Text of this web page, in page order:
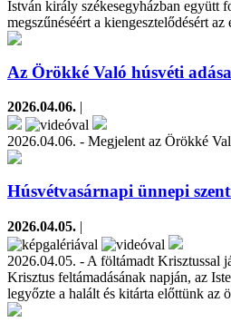
István király székesegyházban együtt
megszűnéséért a kiengesztelődésért az
Az Örökké Való húsvéti adása
2026.04.06. |
2026.04.06. - Megjelent az Örökké
Húsvétvasárnapi ünnepi
2026.04.05. |
2026.04.05. - A föltámadt Krisztussal
Krisztus feltámadásának napján, az
legyőzte a halált és kitárta előttünk az